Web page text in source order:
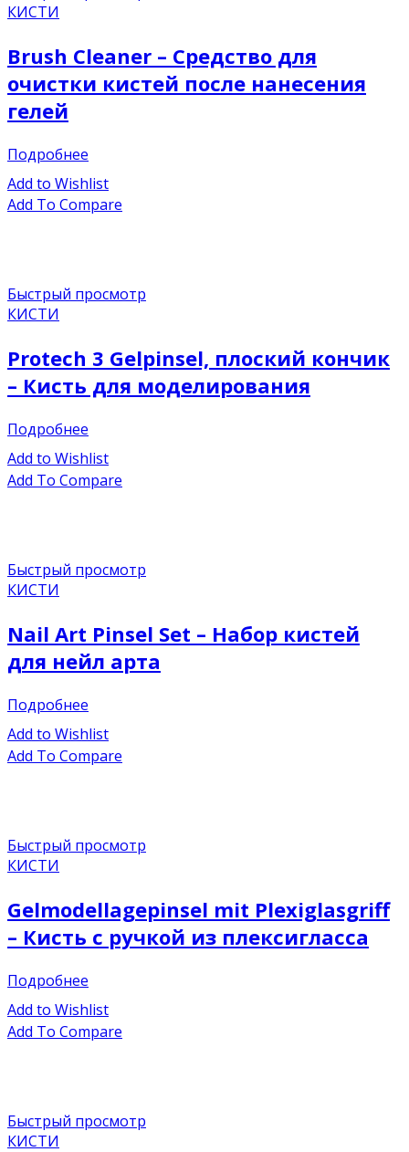
КИСТИ
Brush Cleaner – Средство для
очистки кистей после нанесения
гелей
Подробнее
Add to Wishlist
Add To Compare
Быстрый просмотр
КИСТИ
Protech 3 Gelpinsel, плоский кончик
– Кисть для моделирования
Подробнее
Add to Wishlist
Add To Compare
Быстрый просмотр
КИСТИ
Nail Art Pinsel Set – Набор кистей
для нейл арта
Подробнее
Add to Wishlist
Add To Compare
Быстрый просмотр
КИСТИ
Gelmodellagepinsel mit Plexiglasgriff
– Кисть с ручкой из плексигласса
Подробнее
Add to Wishlist
Add To Compare
Быстрый просмотр
КИСТИ